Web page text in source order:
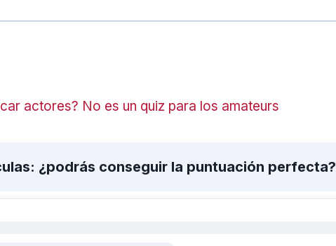
actores? No es un quiz para los amateurs
¿podrás conseguir la puntuación perfecta?